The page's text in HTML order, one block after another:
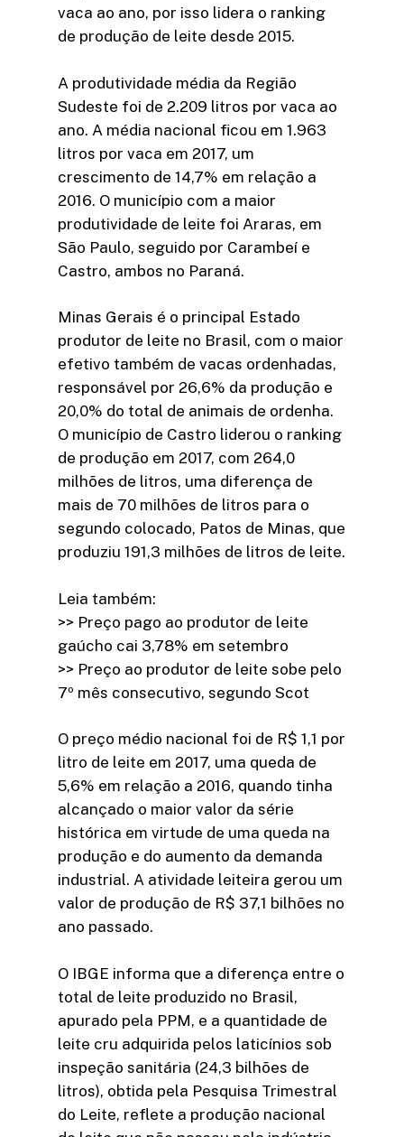
vaca ao ano, por isso lidera o ranking
de produção de leite desde 2015.
A produtividade média da Região
Sudeste foi de 2.209 litros por vaca ao
ano. A média nacional ficou em 1.963
litros por vaca em 2017, um
crescimento de 14,7% em relação a
2016. O município com a maior
produtividade de leite foi Araras, em
São Paulo, seguido por Carambeí e
Castro, ambos no Paraná.
Minas Gerais é o principal Estado
produtor de leite no Brasil, com o maior
efetivo também de vacas ordenhadas,
responsável por 26,6% da produção e
20,0% do total de animais de ordenha.
O município de Castro liderou o ranking
de produção em 2017, com 264,0
milhões de litros, uma diferença de
mais de 70 milhões de litros para o
segundo colocado, Patos de Minas, que
produziu 191,3 milhões de litros de leite.
Leia também:
>> Preço pago ao produtor de leite
gaúcho cai 3,78% em setembro
>> Preço ao produtor de leite sobe pelo
7º mês consecutivo, segundo Scot
O preço médio nacional foi de R$ 1,1 por
litro de leite em 2017, uma queda de
5,6% em relação a 2016, quando tinha
alcançado o maior valor da série
histórica em virtude de uma queda na
produção e do aumento da demanda
industrial. A atividade leiteira gerou um
valor de produção de R$ 37,1 bilhões no
ano passado.
O IBGE informa que a diferença entre o
total de leite produzido no Brasil,
apurado pela PPM, e a quantidade de
leite cru adquirida pelos laticínios sob
inspeção sanitária (24,3 bilhões de
litros), obtida pela Pesquisa Trimestral
do Leite, reflete a produção nacional